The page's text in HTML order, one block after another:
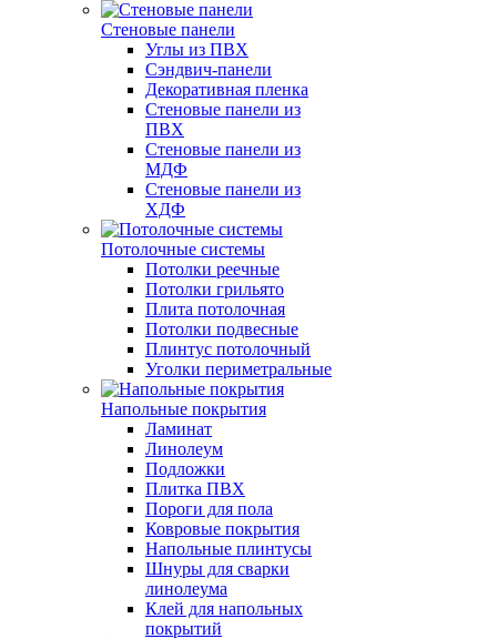
Стеновые панели
Углы из ПВХ
Сэндвич-панели
Декоративная пленка
Стеновые панели из
ПВХ
Стеновые панели из
МДФ
Стеновые панели из
ХДФ
Потолочные системы
Потолки реечные
Потолки грильято
Плита потолочная
Потолки подвесные
Плинтус потолочный
Уголки периметральные
Напольные покрытия
Ламинат
Линолеум
Подложки
Плитка ПВХ
Пороги для пола
Ковровые покрытия
Напольные плинтусы
Шнуры для сварки
линолеума
Клей для напольных
покрытий